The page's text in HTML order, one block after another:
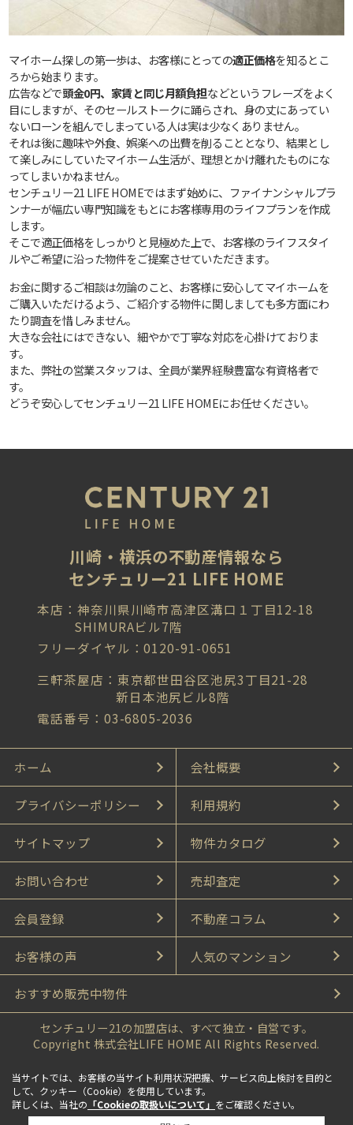
マイホーム探しの第一歩は、お客様にとっての適正価格を知るとこ
ろから始まります。
広告などで頭金0円、家賃と同じ月額負担などというフレーズをよく
目にしますが、そのセールストークに踊らされ、身の丈にあってい
ないローンを組んでしまっている人は実は少なくありません。
それは後に趣味や外食、娯楽への出費を削ることとなり、結果とし
て楽しみにしていたマイホーム生活が、理想とかけ離れたものにな
ってしまいかねません。
センチュリー21 LIFE HOMEではまず始めに、ファイナンシャルプラ
ンナーが幅広い専門知識をもとにお客様専用のライフプランを作成
します。
そこで適正価格をしっかりと見極めた上で、お客様のライフスタイ
ルやご希望に沿った物件をご提案させていただきます。
お金に関するご相談は勿論のこと、お客様に安心してマイホームを
ご購入いただけるよう、ご紹介する物件に関しましても多方面にわ
たり調査を惜しみません。
大きな会社にはできない、細やかで丁寧な対応を心掛けておりま
す。
また、弊社の営業スタッフは、全員が業界経験豊富な有資格者で
す。
どうぞ安心してセンチュリー21 LIFE HOMEにお任せください。
川崎・横浜の不動産情報なら
センチュリー21 LIFE HOME
本店：神奈川県川崎市高津区溝口１丁目12-18
SHIMURAビル7階
フリーダイヤル：0120-91-0651
三軒茶屋店：東京都世田谷区池尻3丁目21-28
新日本池尻ビル8階
電話番号：03-6805-2036
ホーム 会社概要
プライバシーポリシー 利用規約
サイトマップ 物件カタログ
お問い合わせ 売却査定
会員登録 不動産コラム
お客様の声 人気のマンション
おすすめ販売中物件
センチュリー21の加盟店は、すべて独立・自営です。
Copyright 株式会社LIFE HOME All Rights Reserved.
当サイトでは、お客様の当サイト利用状況把握、サービス向上検討を目的と
して、クッキー（Cookie）を使用しています。
詳しくは、当社の 「Cookieの取扱いについて」 をご確認ください。